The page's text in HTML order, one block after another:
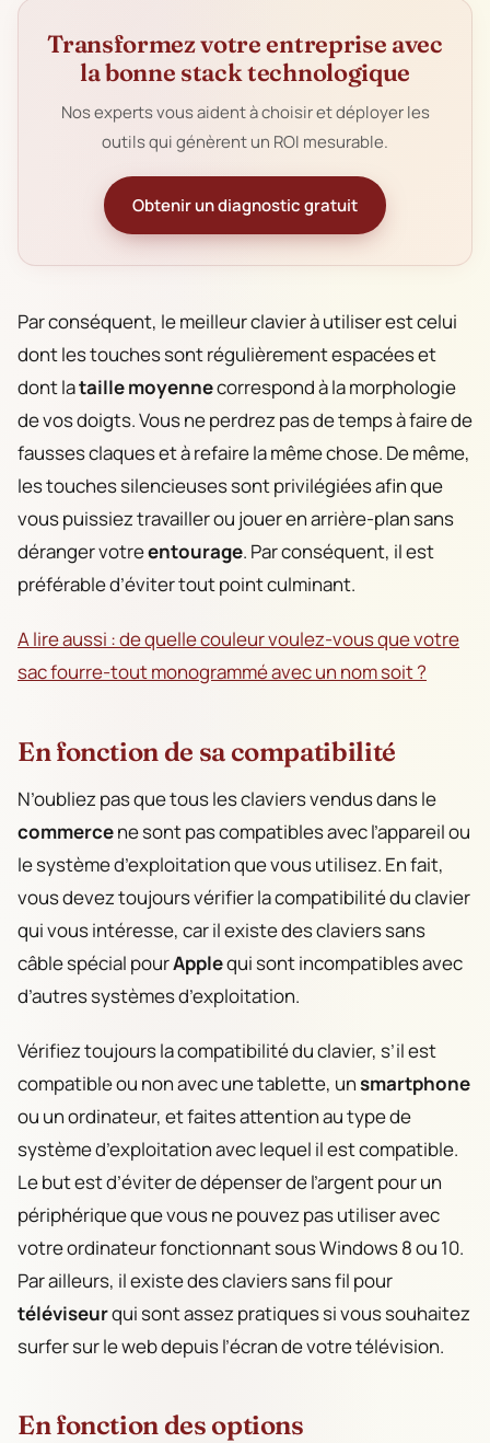
Transformez votre entreprise avec
la bonne stack technologique
Nos experts vous aident à choisir et déployer les
outils qui génèrent un ROI mesurable.
Obtenir un diagnostic gratuit
Par conséquent, le meilleur clavier à utiliser est celui
dont les touches sont régulièrement espacées et
dont lataille moyennecorrespond à la morphologie
de vos doigts. Vous ne perdrez pas de temps à faire de
fausses claques et à refaire la même chose. De même,
les touches silencieuses sont privilégiées afin que
vous puissiez travailler ou jouer en arrière-plan sans
déranger votreentourage. Par conséquent, il est
préférable d’éviter tout point culminant.
A lire aussi : de quelle couleur voulez-vous que votre
sac fourre-tout monogrammé avec un nom soit ?
En fonction de sa compatibilité
N’oubliez pas que tous les claviers vendus dans le
commercene sont pas compatibles avec l’appareil ou
le système d’exploitation que vous utilisez. En fait,
vous devez toujours vérifier la compatibilité du clavier
qui vous intéresse, car il existe des claviers sans
câble spécial pourApplequi sont incompatibles avec
d’autres systèmes d’exploitation.
Vérifiez toujours la compatibilité du clavier, s’il est
compatible ou non avec une tablette, unsmartphone
ou un ordinateur, et faites attention au type de
système d’exploitation avec lequel il est compatible.
Le but est d’éviter de dépenser de l’argent pour un
périphérique que vous ne pouvez pas utiliser avec
votre ordinateur fonctionnant sous Windows 8 ou 10.
Par ailleurs, il existe des claviers sans fil pour
téléviseurqui sont assez pratiques si vous souhaitez
surfer sur le web depuis l’écran de votre télévision.
En fonction des options